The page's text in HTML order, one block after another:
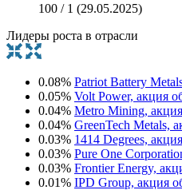
100 / 1 (29.05.2025)
Лидеры роста в отрасли
0.08% Patriot Battery
0.05% Volt Power, акция
0.04% Metro Mining,
0.04% GreenTech Metals,
0.03% 1414 Degrees,
0.03% Pure One
0.03% Frontier Energy,
0.01% IPD Group, акция